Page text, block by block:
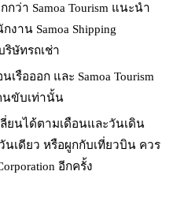
ว่า Samoa Tourism แนะนำ
าน Samoa Shipping
ริษัทรถเช่า
รือออก และ Samoa Tourism
นขับเท่านั้น
ลี่ยนได้ตามเดือนและวันเดิน
เดียว หรือผูกกับเที่ยวบิน ควร
อีกครั้ง